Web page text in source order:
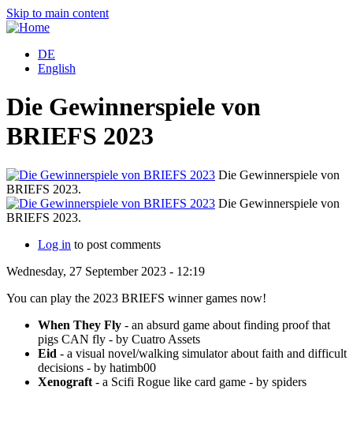
Skip to main content
DE
English
Die Gewinnerspiele von
BRIEFS 2023
Die Gewinnerspiele von
BRIEFS 2023.
Die Gewinnerspiele von
BRIEFS 2023.
Log in to post comments
Wednesday, 27 September 2023 - 12:19
You can play the 2023 BRIEFS winner games now!
When They Fly - an absurd game about finding proof that
pigs CAN fly - by Cuatro Assets
Eid - a visual novel/walking simulator about faith and difficult
decisions - by hatimb00
Xenograft - a Scifi Rogue like card game - by spiders